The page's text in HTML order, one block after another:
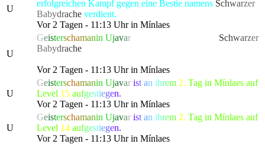
U
erfolgreichen Kampf gegen eine Bestie namens Schwarzer
Babydrache verdient.
Vor 2 Tagen - 11:13 Uhr in Mínlaes
U
Geisterschamanin Ujavar Schwarzer
Babydrache
Vor 2 Tagen - 11:13 Uhr in Mínlaes
U
Geisterschamanin Ujavar ist an ihrem 2. Tag in Mínlaes auf
Level 15 aufgestiegen.
Vor 2 Tagen - 11:13 Uhr in Mínlaes
U
Geisterschamanin Ujavar ist an ihrem 2. Tag in Mínlaes auf
Level 14 aufgestiegen.
Vor 2 Tagen - 11:13 Uhr in Mínlaes